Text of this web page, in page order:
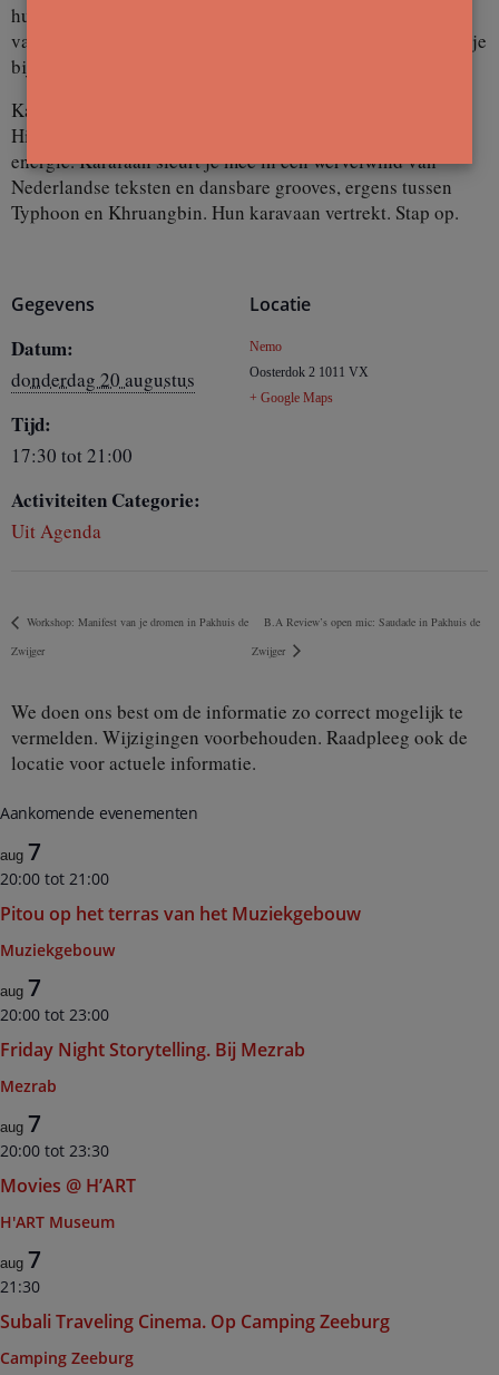
humor, urgentie en een flinke dosis rauwheid, over
vaderschap, vriendschap en volwassen worden. Ze grijpen je
bij de strot, maar wel uit pure liefde.
Karafaan
Hiphop met blazers, dansbare grooves en ontembare
energie. Karafaan sleurt je mee in een wervelwind van
Nederlandse teksten en dansbare grooves, ergens tussen
Typhoon en Khruangbin. Hun karavaan vertrekt. Stap op.
Gegevens
Datum:
donderdag 20 augustus
Tijd:
17:30 tot 21:00
Activiteiten Categorie:
Uit Agenda
Locatie
Nemo
Oosterdok 2 1011 VX
+ Google Maps
Workshop: Manifest van je dromen in Pakhuis de
Zwijger
B.A Review’s open mic: Saudade in Pakhuis de
Zwijger
We doen ons best om de informatie zo correct mogelijk te
vermelden. Wijzigingen voorbehouden. Raadpleeg ook de
locatie voor actuele informatie.
Aankomende evenementen
aug 7
20:00 tot 21:00
Pitou op het terras van het Muziekgebouw
Muziekgebouw
aug 7
20:00 tot 23:00
Friday Night Storytelling. Bij Mezrab
Mezrab
aug 7
20:00 tot 23:30
Movies @ H’ART
H'ART Museum
aug 7
21:30
Subali Traveling Cinema. Op Camping Zeeburg
Camping Zeeburg